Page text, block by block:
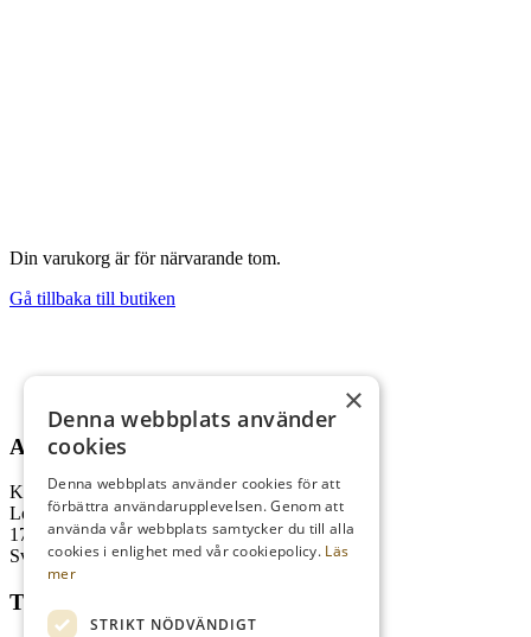
Din varukorg är för närvarande tom.
Gå tillbaka till butiken
ADRESS
Kungl. Drottningholms GK
Lovö Kyrkallé 1
178 93 Drottningholm
Sverige
TELEFON
×
Denna webbplats använder
cookies
Denna webbplats använder cookies för att
förbättra användarupplevelsen. Genom att
använda vår webbplats samtycker du till alla
cookies i enlighet med vår cookiepolicy. Läs
mer
STRIKT NÖDVÄNDIGT